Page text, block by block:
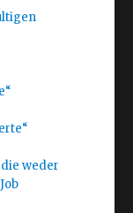
weder